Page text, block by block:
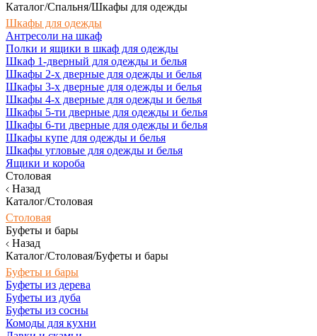
Каталог/Спальня/Шкафы для одежды
Шкафы для одежды
Антресоли на шкаф
Полки и ящики в шкаф для одежды
Шкаф 1-дверный для одежды и белья
Шкафы 2-х дверные для одежды и белья
Шкафы 3-х дверные для одежды и белья
Шкафы 4-х дверные для одежды и белья
Шкафы 5-ти дверные для одежды и белья
Шкафы 6-ти дверные для одежды и белья
Шкафы купе для одежды и белья
Шкафы угловые для одежды и белья
Ящики и короба
Столовая
Назад
Каталог/Столовая
Столовая
Буфеты и бары
Назад
Каталог/Столовая/Буфеты и бары
Буфеты и бары
Буфеты из дерева
Буфеты из дуба
Буфеты из сосны
Комоды для кухни